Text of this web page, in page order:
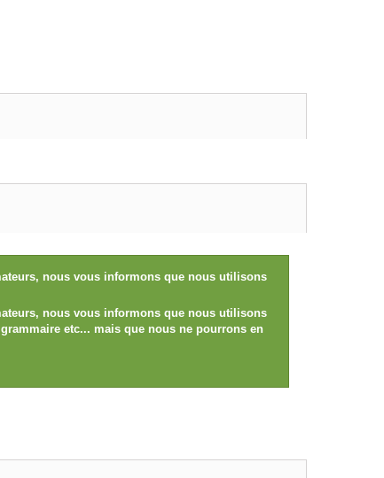
nous vous informons que nous utilisons
nous vous informons que nous utilisons
etc... mais que nous ne pourrons en